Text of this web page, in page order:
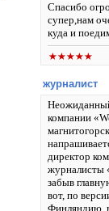
Спасибо
супер,нам
куда и
журналист
компании
директор
журналисты
забыв
вот, по
Финляндию,